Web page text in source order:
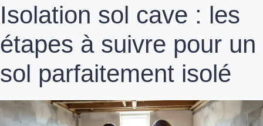
Isolation sol cave : les
étapes à suivre pour un
sol parfaitement isolé